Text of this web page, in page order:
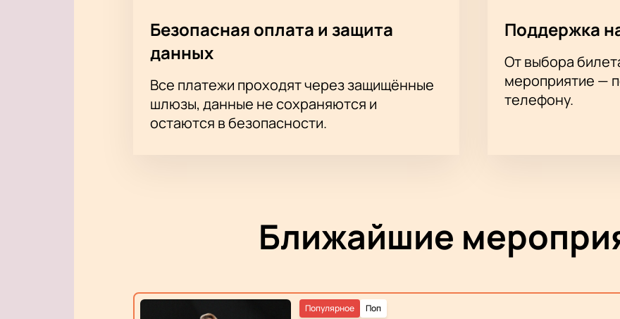
Безопасная оплата и защита
данных
Все платежи проходят через защищённые
шлюзы, данные не сохраняются и
остаются в безопасности.
Поддержка
От выбора
мероприятие —
телефону.
Ближайшие
Поп
Популярное